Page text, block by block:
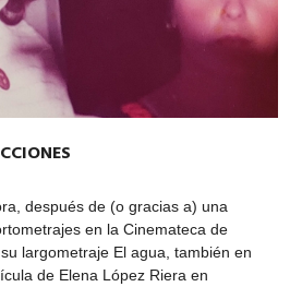
después de (o gracias a) una
en la Cinemateca de
largometraje El agua, también en
de Elena López Riera en